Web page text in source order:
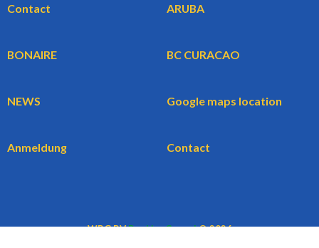
Contact ARUBA
BONAIRE BC CURACAO
NEWS Google maps location
Anmeldung Contact
WBG BVBookingCars.nl© 2026